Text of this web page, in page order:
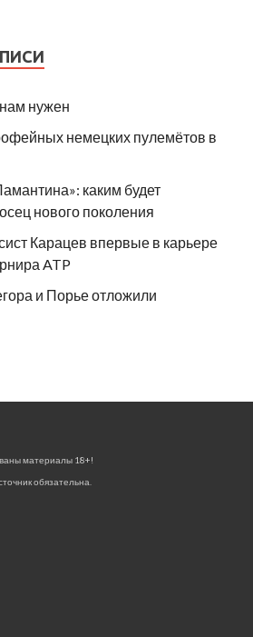
нужен
немецких пулемётов в
каким будет
нового поколения
Карацев впервые в карьере
ATP
и Порье отложили
материалы 18+!
обязательна.